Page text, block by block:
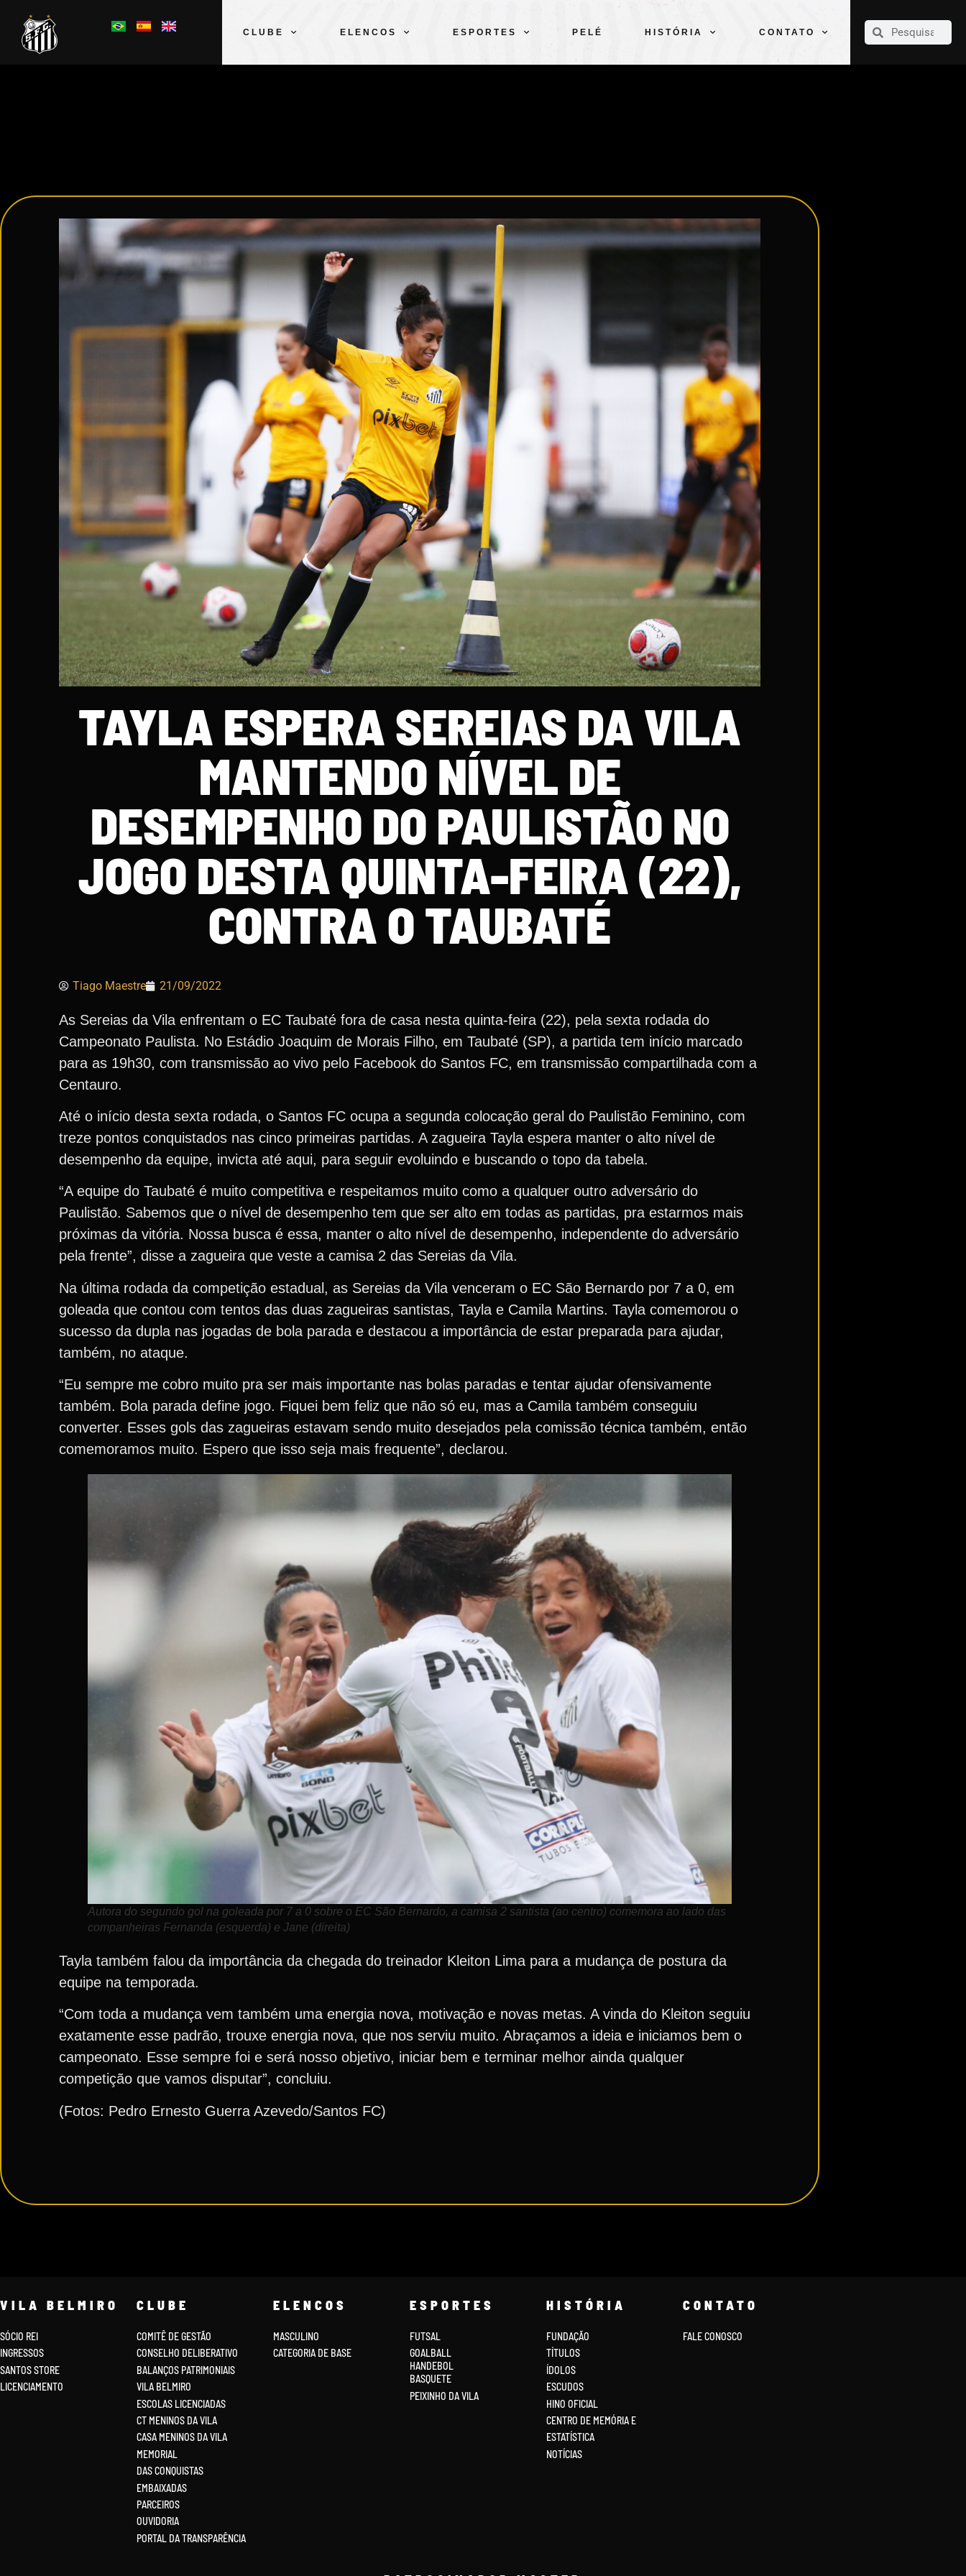
CLUBE ELENCOS ESPORTES PELÉ HISTÓRIA CONTATO
CLUBE
TAYLA ESPERA SEREIAS DA VILA
MANTENDO NÍVEL DE
DESEMPENHO DO PAULISTÃO NO
JOGO DESTA QUINTA-FEIRA (22),
CONTRA O TAUBATÉ
Tiago Maestre 21/09/2022
As Sereias da Vila enfrentam o EC Taubaté fora de casa nesta quinta-feira (22), pela sexta rodada do
Campeonato Paulista. No Estádio Joaquim de Morais Filho, em Taubaté (SP), a partida tem início marcado
para as 19h30, com transmissão ao vivo pelo Facebook do Santos FC, em transmissão compartilhada com a
Centauro.
Até o início desta sexta rodada, o Santos FC ocupa a segunda colocação geral do Paulistão Feminino, com
treze pontos conquistados nas cinco primeiras partidas. A zagueira Tayla espera manter o alto nível de
desempenho da equipe, invicta até aqui, para seguir evoluindo e buscando o topo da tabela.
“A equipe do Taubaté é muito competitiva e respeitamos muito como a qualquer outro adversário do
Paulistão. Sabemos que o nível de desempenho tem que ser alto em todas as partidas, pra estarmos mais
próximas da vitória. Nossa busca é essa, manter o alto nível de desempenho, independente do adversário
pela frente”, disse a zagueira que veste a camisa 2 das Sereias da Vila.
Na última rodada da competição estadual, as Sereias da Vila venceram o EC São Bernardo por 7 a 0, em
goleada que contou com tentos das duas zagueiras santistas, Tayla e Camila Martins. Tayla comemorou o
sucesso da dupla nas jogadas de bola parada e destacou a importância de estar preparada para ajudar,
também, no ataque.
“Eu sempre me cobro muito pra ser mais importante nas bolas paradas e tentar ajudar ofensivamente
também. Bola parada define jogo. Fiquei bem feliz que não só eu, mas a Camila também conseguiu
converter. Esses gols das zagueiras estavam sendo muito desejados pela comissão técnica também, então
comemoramos muito. Espero que isso seja mais frequente”, declarou.
Autora do segundo gol na goleada por 7 a 0 sobre o EC São Bernardo, a camisa 2 santista (ao centro) comemora ao lado das
companheiras Fernanda (esquerda) e Jane (direita)
Tayla também falou da importância da chegada do treinador Kleiton Lima para a mudança de postura da
equipe na temporada.
“Com toda a mudança vem também uma energia nova, motivação e novas metas. A vinda do Kleiton seguiu
exatamente esse padrão, trouxe energia nova, que nos serviu muito. Abraçamos a ideia e iniciamos bem o
campeonato. Esse sempre foi e será nosso objetivo, iniciar bem e terminar melhor ainda qualquer
competição que vamos disputar”, concluiu.
(Fotos: Pedro Ernesto Guerra Azevedo/Santos FC)
VILA BELMIRO
SÓCIO REI
INGRESSOS
SANTOS STORE
LICENCIAMENTO
CLUBE
COMITÊ DE GESTÃO
CONSELHO DELIBERATIVO
BALANÇOS PATRIMONIAIS
VILA BELMIRO
ESCOLAS LICENCIADAS
CT MENINOS DA VILA
CASA MENINOS DA VILA
MEMORIAL
DAS CONQUISTAS
EMBAIXADAS
PARCEIROS
OUVIDORIA
PORTAL DA TRANSPARÊNCIA
ELENCOS
MASCULINO
CATEGORIA DE BASE
ESPORTES
FUTSAL
GOALBALL
HANDEBOL
BASQUETE
PEIXINHO DA VILA
HISTÓRIA
FUNDAÇÃO
TÍTULOS
ÍDOLOS
ESCUDOS
HINO OFICIAL
CENTRO DE MEMÓRIA E
ESTATÍSTICA
NOTÍCIAS
CONTATO
FALE CONOSCO